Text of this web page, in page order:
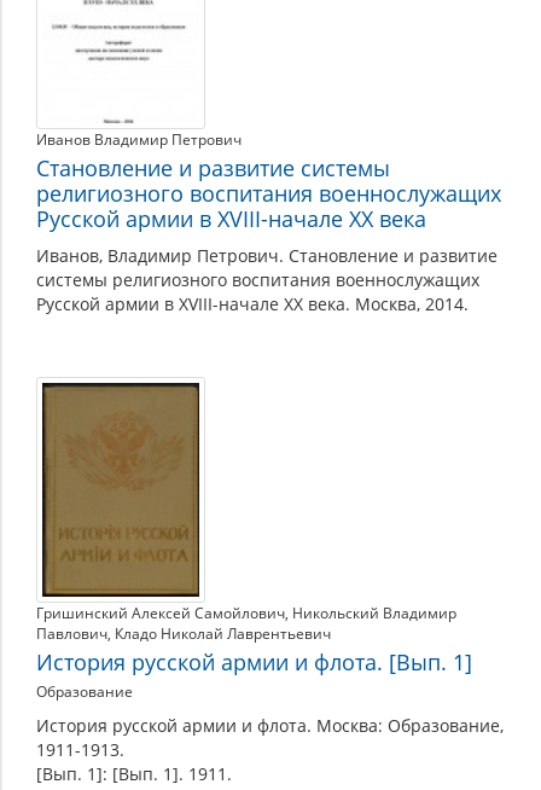
Иванов Владимир Петрович
Становление и развитие системы
религиозного воспитания военнослужащих
Русской армии в XVIII-начале XX века
Иванов, Владимир Петрович. Становление и развитие
системы религиозного воспитания военнослужащих
Русской армии в XVIII-начале XX века. Москва, 2014.
Гришинский Алексей Самойлович, Никольский Владимир
Павлович, Кладо Николай Лаврентьевич
История русской армии и флота. [Вып. 1]
Образование
История русской армии и флота. Москва: Образование,
1911-1913.
[Вып. 1]: [Вып. 1]. 1911.